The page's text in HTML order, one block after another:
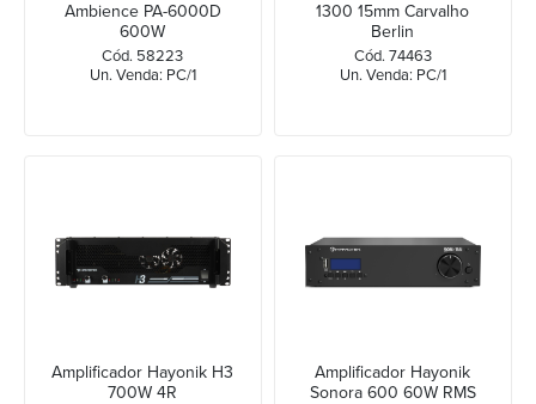
Ambience PA-6000D
600W
Cód. 58223
Un. Venda: PC/1
1300 15mm Carvalho
Berlin
Cód. 74463
Un. Venda: PC/1
Amplificador Hayonik H3
700W 4R
Amplificador Hayonik
Sonora 600 60W RMS